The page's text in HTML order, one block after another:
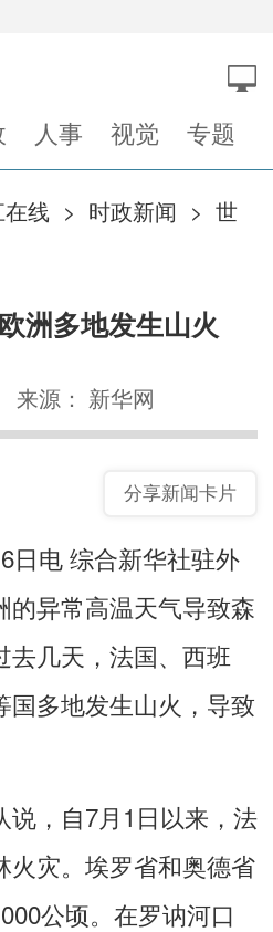
人事 视觉 专题
线 > 时政新闻 > 世
洲多地发生山火
来源： 新华网
分享新闻卡片
电 综合新华社驻外
的异常高温天气导致森
去几天，法国、西班
国多地发生山火，导致
，自7月1日以来，法
火灾。埃罗省和奥德省
公顷。在罗讷河口